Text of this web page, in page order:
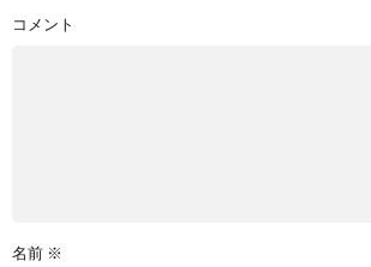
コメント
名前 ※